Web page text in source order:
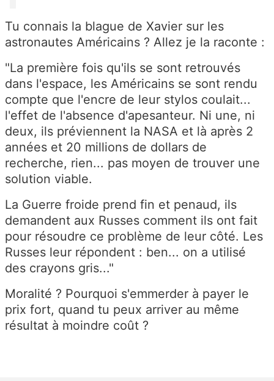
Tu connais la blague de Xavier sur les
astronautes Américains ? Allez je la raconte :
"La première fois qu'ils se sont retrouvés
dans l'espace, les Américains se sont rendu
compte que l'encre de leur stylos coulait...
l'effet de l'absence d'apesanteur. Ni une, ni
deux, ils préviennent la NASA et là après 2
années et 20 millions de dollars de
recherche, rien... pas moyen de trouver une
solution viable.
La Guerre froide prend fin et penaud, ils
demandent aux Russes comment ils ont fait
pour résoudre ce problème de leur côté. Les
Russes leur répondent : ben... on a utilisé
des crayons gris..."
Moralité ? Pourquoi s'emmerder à payer le
prix fort, quand tu peux arriver au même
résultat à moindre coût ?